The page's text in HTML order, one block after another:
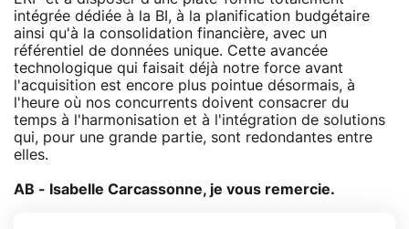
intégrée dédiée à la BI, à la planification budgétaire
ainsi qu'à la consolidation financière, avec un
référentiel de données unique. Cette avancée
technologique qui faisait déjà notre force avant
l'acquisition est encore plus pointue désormais, à
l'heure où nos concurrents doivent consacrer du
temps à l'harmonisation et à l'intégration de solutions
qui, pour une grande partie, sont redondantes entre
elles.
AB - Isabelle Carcassonne, je vous remercie.